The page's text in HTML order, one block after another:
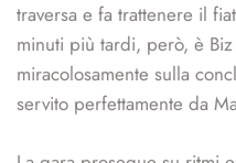
traversa e fa trattenere il
minuti più tardi, però, è
miracolosamente sulla
servito perfettamente da